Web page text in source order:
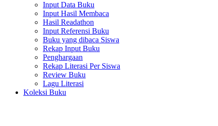
Input Data Buku
Input Hasil Membaca
Hasil Readathon
Input Referensi Buku
Buku yang dibaca Siswa
Rekap Input Buku
Penghargaan
Rekap Literasi Per Siswa
Review Buku
Lagu Literasi
Koleksi Buku